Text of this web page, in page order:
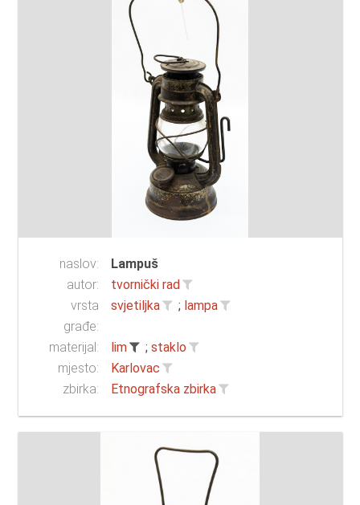
naslov:
Lampuš
autor:
tvornički rad
vrsta
građe:
svjetiljka ; lampa
materijal: lim ; staklo
mjesto:
Karlovac
zbirka:
Etnografska zbirka